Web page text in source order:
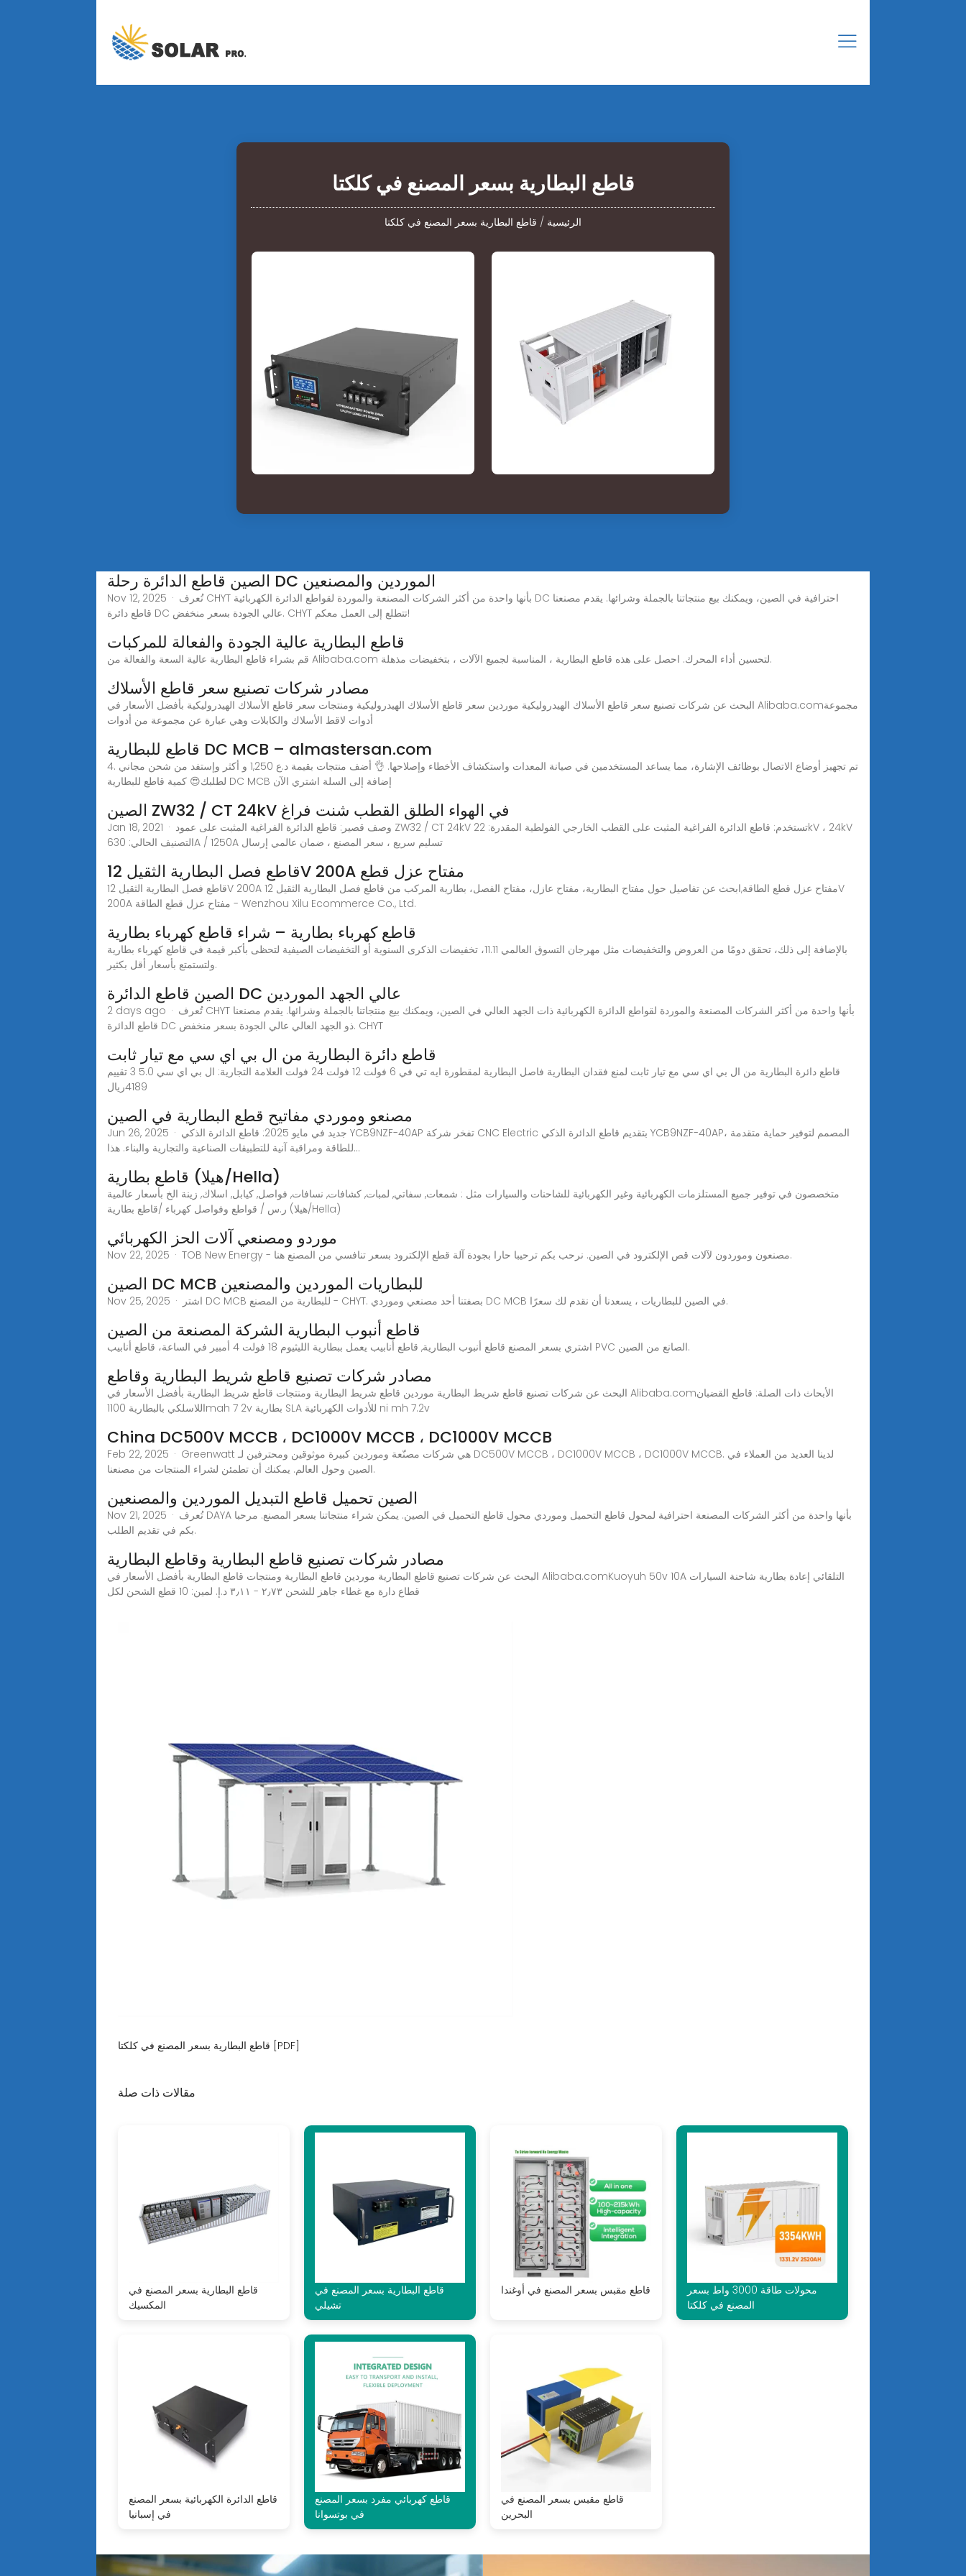
قاطع البطارية بسعر المصنع في كلكتا
الرئيسية / قاطع البطارية بسعر المصنع في كلكتا
الصين قاطع الدائرة رحلة DC الموردين والمصنعين
Nov 12, 2025 · تُعرف CHYT بأنها واحدة من أكثر الشركات المصنعة والموردة لقواطع الدائرة الكهربائية DC احترافية في الصين، ويمكنك بيع منتجاتنا بالجملة وشرائها. يقدم مصنعنا
قاطع دائرة DC عالي الجودة بسعر منخفض. CHYT تتطلع إلى العمل معكم!
قاطع البطارية عالية الجودة والفعالة للمركبات
قم بشراء قاطع البطارية عالية السعة والفعالة من Alibaba.com لتحسين أداء المحرك. احصل على هذه قاطع البطارية ، المناسبة لجميع الآلات ، بتخفيضات مذهلة.
مصادر شركات تصنيع سعر قاطع الأسلاك
البحث عن شركات تصنيع سعر قاطع الأسلاك الهيدروليكية موردين سعر قاطع الأسلاك الهيدروليكية ومنتجات سعر قاطع الأسلاك الهيدروليكية بأفضل الأسعار في Alibaba.comمجموعة
أدوات لاقط الأسلاك والكابلات وهي عبارة عن مجموعة من أدوات
قاطع للبطارية DC MCB – almastersan.com
4. تم تجهيز أوضاع الاتصال بوظائف الإشارة، مما يساعد المستخدمين في صيانة المعدات واستكشاف الأخطاء وإصلاحها. 👌 أضف منتجات بقيمة د.ع 1,250 و أكثر وإستفد من شحن مجاني
لطلبك😍 كمية قاطع للبطارية DC MCB إضافة إلى السلة اشتري الآن
الصين ZW32 / CT 24kV في الهواء الطلق القطب شنت فراغ
Jan 18, 2021 · وصف قصير: قاطع الدائرة الفراغية المثبت على عمود ZW32 / CT 24kV تستخدم: قاطع الدائرة الفراغية المثبت على القطب الخارجي الفولطية المقدرة: 22kV ، 24kV
التصنيف الحالي: 630A / 1250A تسليم سريع ، سعر المصنع ، ضمان عالمي إرسال
قاطع فصل البطارية الثقيل 12V 200A مفتاح عزل قطع
قاطع فصل البطارية الثقيل 12V 200A مفتاح عزل قطع الطاقة,ابحث عن تفاصيل حول مفتاح البطارية، مفتاح عازل، مفتاح الفصل، بطارية المركب من قاطع فصل البطارية الثقيل 12V
200A مفتاح عزل قطع الطاقة - Wenzhou Xilu Ecommerce Co., Ltd.
قاطع كهرباء بطارية – شراء قاطع كهرباء بطارية
بالإضافة إلى ذلك، تحقق دومًا من العروض والتخفيضات مثل مهرجان التسوق العالمي 11.11، تخفيضات الذكرى السنوية أو التخفيضات الصيفية لتحظى بأكبر قيمة في قاطع كهرباء بطارية
ولتستمتع بأسعار أقل بكثير.
الصين قاطع الدائرة DC عالي الجهد الموردين
2 days ago · تُعرف CHYT بأنها واحدة من أكثر الشركات المصنعة والموردة لقواطع الدائرة الكهربائية ذات الجهد العالي في الصين، ويمكنك بيع منتجاتنا بالجملة وشرائها. يقدم مصنعنا
قاطع الدائرة DC ذو الجهد العالي عالي الجودة بسعر منخفض. CHYT
قاطع دائرة البطارية من ال بي اي سي مع تيار ثابت
قاطع دائرة البطارية من ال بي اي سي مع تيار ثابت لمنع فقدان البطارية فاصل البطارية لمقطورة ايه تي في 6 فولت 12 فولت 24 فولت العلامة التجارية: ال بي اي سي 5.0 3 تقييم
مصنعو وموردي مفاتيح قطع البطارية في الصين
Jun 26, 2025 · جديد في مايو 2025: قاطع الدائرة الذكي YCB9NZF-40AP تفخر شركة CNC Electric بتقديم قاطع الدائرة الذكي YCB9NZF-40AP، المصمم لتوفير حماية متقدمة
للطاقة ومراقبة آنية للتطبيقات الصناعية والتجارية والبناء. هذا...
قاطع بطارية (هيلا/Hella)
متخصصون في توفير جميع المستلزمات الكهربائية وغير الكهربائية للشاحنات والسيارات مثل : شمعات, سفاتي, لمبات, كشافات, نسافات, فواصل, كيابل, اسلاك, زينة الخ بأسعار عالمية
ر.س / قواطع وفواصل كهرباء /قاطع بطارية (هيلا/Hella)
موردو ومصنعي آلات الحز الكهربائي
Nov 22, 2025 · TOB New Energy - مصنعون وموردون لآلات قص الإلكترود في الصين. نرحب بكم ترحيبا حارا بجودة آلة قطع الإلكترود بسعر تنافسي من المصنع هنا.
الصين DC MCB للبطاريات الموردين والمصنعين
Nov 25, 2025 · اشتر DC MCB للبطارية من المصنع - CHYT. بصفتنا أحد مصنعي وموردي DC MCB في الصين للبطاريات ، يسعدنا أن نقدم لك سعرًا.
قاطع أنبوب البطارية الشركة المصنعة من الصين
اشتري بسعر المصنع قاطع أنبوب البطارية, قاطع أنابيب يعمل ببطارية الليثيوم 18 فولت 4 أمبير في الساعة، قاطع أنابيب PVC الصانع من الصين.
مصادر شركات تصنيع قاطع شريط البطارية وقاطع
البحث عن شركات تصنيع قاطع شريط البطارية موردين قاطع شريط البطارية ومنتجات قاطع شريط البطارية بأفضل الأسعار في Alibaba.comالأبحاث ذات الصلة: قاطع القضبان
اللاسلكي بالبطارية 1100mah 7 2v بطارية SLA للأدوات الكهربائية ni mh 7.2v
China DC500V MCCB ، DC1000V MCCB ، DC1000V MCCB
Feb 22, 2025 · Greenwatt هي شركات مصنّعة وموردين كبيرة موثوقين ومحترفين لـ DC500V MCCB ، DC1000V MCCB ، DC1000V MCCB. لدينا العديد من العملاء في
الصين وحول العالم. يمكنك أن تطمئن لشراء المنتجات من مصنعنا.
الصين تحميل قاطع التبديل الموردين والمصنعين
Nov 21, 2025 · تُعرف DAYA بأنها واحدة من أكثر الشركات المصنعة احترافية لمحول قاطع التحميل وموردي محول قاطع التحميل في الصين. يمكن شراء منتجاتنا بسعر المصنع. مرحبا
بكم في تقديم الطلب.
مصادر شركات تصنيع قاطع البطارية وقاطع البطارية
البحث عن شركات تصنيع قاطع البطارية موردين قاطع البطارية ومنتجات قاطع البطارية بأفضل الأسعار في Alibaba.comKuoyuh 50v 10A التلقائي إعادة بطارية شاحنة السيارات
قطاع دارة مع غطاء جاهز للشحن ‏٢٫٧٣ - ‏٣٫١١ د.إ.‏ لمين: 10 قطع الشحن لكل
قاطع البطارية بسعر المصنع في كلكتا [PDF]
مقالات ذات صلة
قاطع البطارية بسعر المصنع في
المكسيك
قاطع البطارية بسعر المصنع في
تشيلي
قاطع مقبس بسعر المصنع في أوغندا
محولات طاقة 3000 واط بسعر
المصنع في كلكتا
قاطع الدائرة الكهربائية بسعر المصنع
في إسبانيا
قاطع كهربائي مفرد بسعر المصنع
في بوتسوانا
قاطع مقبس بسعر المصنع في
البحرين